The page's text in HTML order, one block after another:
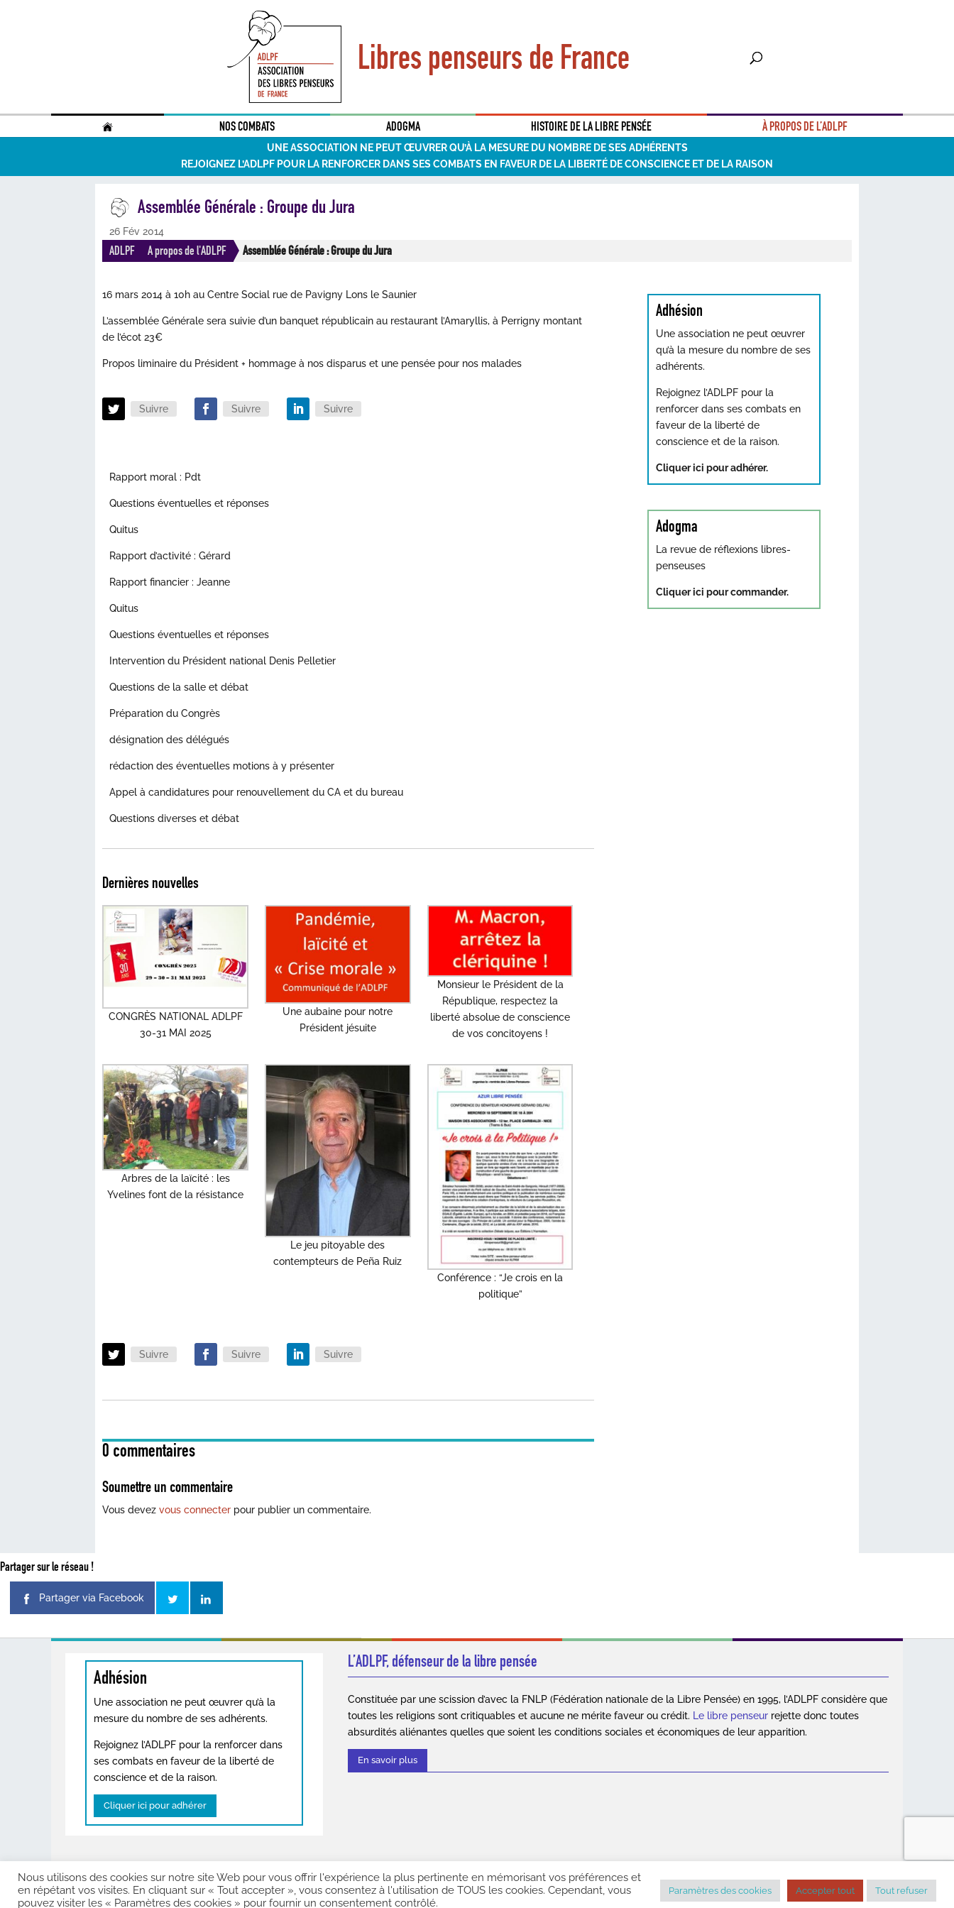
Libres penseurs de France
. NOS COMBATS ADOGMA HISTOIRE DE LA LIBRE PENSÉE À PROPOS DE L’ADLPF
UNE ASSOCIATION NE PEUT ŒUVRER QU’À LA MESURE DU NOMBRE DE SES ADHÉRENTS
REJOIGNEZ L’ADLPF POUR LA RENFORCER DANS SES COMBATS EN FAVEUR DE LA LIBERTÉ DE CONSCIENCE ET DE LA RAISON
Assemblée Générale : Groupe du Jura
26 Fév 2014
ADLPF A propos de l'ADLPF Assemblée Générale : Groupe du Jura
16 mars 2014 à 10h au Centre Social rue de Pavigny Lons le Saunier
L’assemblée Générale sera suivie d’un banquet républicain au restaurant l’Amaryllis, à Perrigny montant
de l’écot 23€
Propos liminaire du Président + hommage à nos disparus et une pensée pour nos malades
Suivre Suivre Suivre
Rapport moral : Pdt
Questions éventuelles et réponses
Quitus
Rapport d’activité : Gérard
Rapport financier : Jeanne
Quitus
Questions éventuelles et réponses
Intervention du Président national Denis Pelletier
Questions de la salle et débat
Préparation du Congrès
désignation des délégués
rédaction des éventuelles motions à y présenter
Appel à candidatures pour renouvellement du CA et du bureau
Questions diverses et débat
Dernières nouvelles
CONGRÈS NATIONAL ADLPF
30-31 MAI 2025
Une aubaine pour notre
Président jésuite
Monsieur le Président de la
République, respectez la
liberté absolue de conscience
de vos concitoyens !
Arbres de la laïcité : les
Yvelines font de la résistance
Le jeu pitoyable des
contempteurs de Peña Ruiz
Conférence : “Je crois en la
politique”
Suivre Suivre Suivre
0 commentaires
Soumettre un commentaire
Vous devezvous connecter pour publier un commentaire.
Adhésion
Une association ne peut œuvrer
qu’à la mesure du nombre de ses
adhérents.
Rejoignez l’ADLPF pour la
renforcer dans ses combats en
faveur de la liberté de
conscience et de la raison.
Cliquer ici pour adhérer.
Adogma
La revue de réflexions libres-
penseuses
Cliquer ici pour commander.
Partager sur le réseau !
Partager via Facebook
Adhésion
Une association ne peut œuvrer qu’à la
mesure du nombre de ses adhérents.
Rejoignez l’ADLPF pour la renforcer dans
ses combats en faveur de la liberté de
conscience et de la raison.
Cliquer ici pour adhérer
L’ADLPF, défenseur de la libre pensée
Constituée par une scission d’avec la FNLP (Fédération nationale de la Libre Pensée) en 1995, l’ADLPF considère que
toutes les religions sont critiquables et aucune ne mérite faveur ou crédit. Le libre penseur rejette donc toutes
absurdités aliénantes quelles que soient les conditions sociales et économiques de leur apparition.
En savoir plus
Copyright © 2026. Association des Libres Penseurs de France. Tous droits réservés | Mentions légales Contact
Nous utilisons des cookies sur notre site Web pour vous offrir l'expérience la plus pertinente en mémorisant vos préférences et
en répétant vos visites. En cliquant sur « Tout accepter », vous consentez à l'utilisation de TOUS les cookies. Cependant, vous
pouvez visiter les « Paramètres des cookies » pour fournir un consentement contrôlé.
Paramètres des cookies Accepter tout Tout refuser